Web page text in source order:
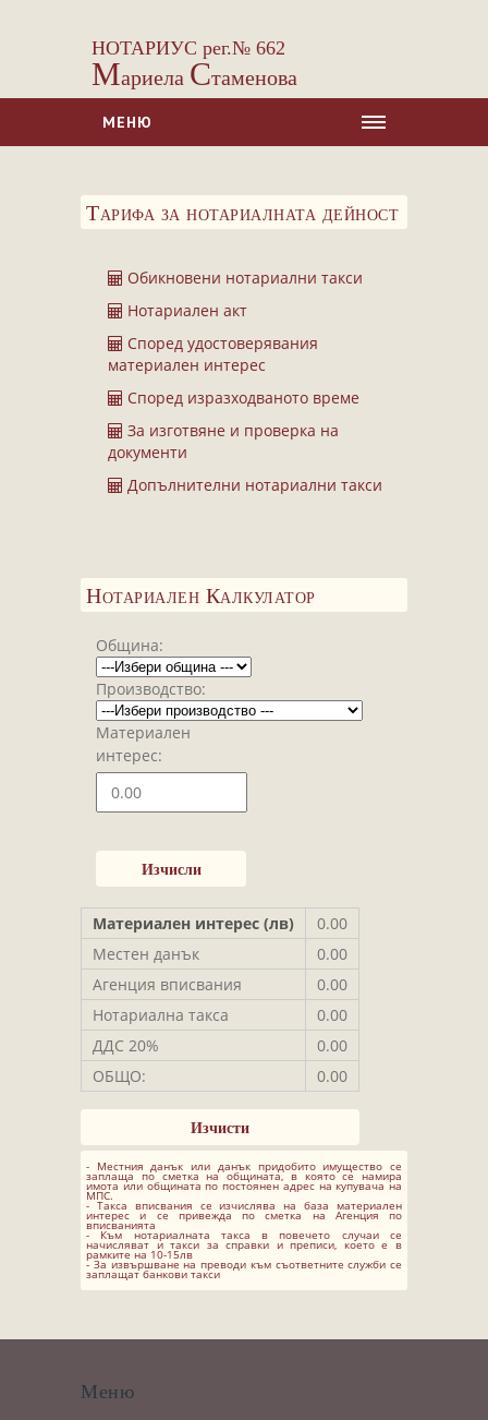
НОТАРИУС рег.№ 662
Мариела Стаменова
МЕНЮ
ЗА НАС
Сделки с недвижими имоти
Сделки с МПС
Ипотеки
Удостоверявания
Нотариални покани
Констативни протоколи
Завещания
БЛАНКИ
ТАКСИ
ПОЛЕЗНА ИНФОРМАЦИЯ
КОНТАКТИ
Тарифа за нотариалната дейност
Обикновени нотариални такси
Нотариален акт
Според удостоверявания
материален интерес
Според изразходваното време
За изготвяне и проверка на
документи
Допълнителни нотариални такси
Нотариален Калкулатор
Община:
Производство:
Материален
интерес:
Материален интерес (лв)
0.00
Местен данък
0.00
Агенция вписвания
0.00
Нотариална такса
0.00
ДДС 20%
0.00
ОБЩО:
0.00
- Местния данък или данък придобито имущество се
заплаща по сметка на общината, в която се намира
имота или общината по постоянен адрес на купувача на
МПС.
- Такса вписвания се изчислява на база материален
интерес и се привежда по сметка на Агенция по
вписванията
- Към нотариалната такса в повечето случаи се
начисляват и такси за справки и преписи, което е в
рамките на 10-15лв
- За извършване на преводи към съответните служби се
заплащат банкови такси
Меню